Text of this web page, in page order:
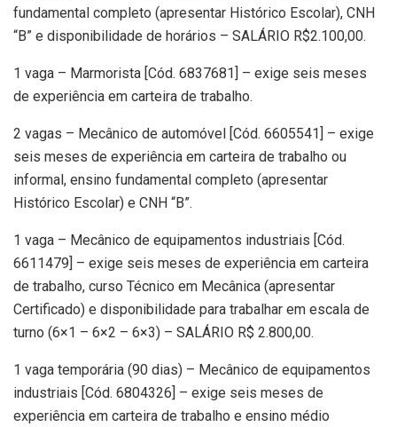
fundamental completo (apresentar Histórico Escolar), CNH
“B” e disponibilidade de horários – SALÁRIO R$2.100,00.
1 vaga – Marmorista [Cód. 6837681] – exige seis meses
de experiência em carteira de trabalho.
2 vagas – Mecânico de automóvel [Cód. 6605541] – exige
seis meses de experiência em carteira de trabalho ou
informal, ensino fundamental completo (apresentar
Histórico Escolar) e CNH “B”.
1 vaga – Mecânico de equipamentos industriais [Cód.
6611479] – exige seis meses de experiência em carteira
de trabalho, curso Técnico em Mecânica (apresentar
Certificado) e disponibilidade para trabalhar em escala de
turno (6×1 – 6×2 – 6×3) – SALÁRIO R$ 2.800,00.
1 vaga temporária (90 dias) – Mecânico de equipamentos
industriais [Cód. 6804326] – exige seis meses de
experiência em carteira de trabalho e ensino médio